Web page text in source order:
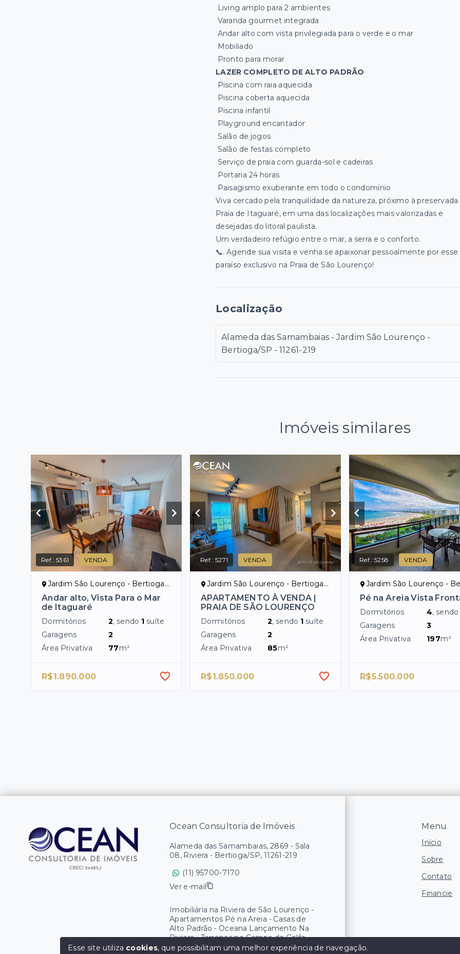
Living amplo para 2 ambientes
Varanda gourmet integrada
Andar alto com vista privilegiada para o verde e o mar
Mobiliado
Pronto para morar
LAZER COMPLETO DE ALTO PADRÃO
Piscina com raia aquecida
Piscina coberta aquecida
Piscina infantil
Playground encantador
Salão de jogos
Salão de festas completo
Serviço de praia com guarda-sol e cadeiras
Portaria 24 horas
Paisagismo exuberante em todo o condomínio
Viva cercado pela tranquilidade da natureza, próximo à preservada
Praia de Itaguaré, em uma das localizações mais valorizadas e
desejadas do litoral paulista.
Um verdadeiro refúgio entre o mar, a serra e o conforto.
📞. Agende sua visita e venha se apaixonar pessoalmente por esse
paraíso exclusivo na Praia de São Lourenço!
Localização
Alameda das Samambaias - Jardim São Lourenço -
Bertioga/SP - 11261-219
Imóveis similares
Ref.:5361 VENDA
Jardim São Lourenço - Bertioga/SP
Andar alto, Vista Para o Mar
de Itaguaré
Dormitórios 2, sendo 1 suíte
Garagens
2
Área Privativa
77m²
R$1.890.000
Ref.:5271 VENDA
Jardim São Lourenço - Bertioga/SP
APARTAMENTO À VENDA |
PRAIA DE SÃO LOURENÇO
Dormitórios 2, sendo 1 suíte
Garagens
2
Área Privativa
85m²
R$1.850.000
Ref.:5258 VENDA
Jardim São Lourenço -
Pé na Areia Vista
Dormitórios 4,
Garagens
3
Área Privativa
197m²
R$5.500.000
Menu
Início
Sobre
Contato
Financie
Ocean Consultoria de Imóveis
Alameda das Samambaias, 2869 - Sala
08, Riviera - Bertioga/SP, 11261-219
(11) 95700-7170
Ver e-mail
Imobiliária na Riviera de São Lourenço -
Apartamentos Pé na Areia - Casas de
Alto Padrão - Oceana Lançamento Na
Riviera - Terrenos no Campo de Golfe -
O Maior Portal de Imóveis da Riviera
Esse site utiliza cookies, que possibilitam uma melhor experiência de navegação.